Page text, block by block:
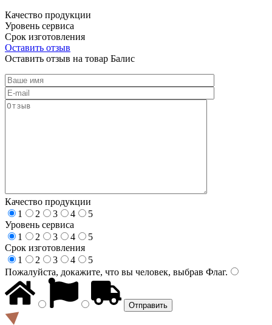
Качество продукции
Уровень сервиса
Срок изготовления
Оставить отзыв
Оставить отзыв на товар Балис
Качество продукции
1
2 3 4
5
Уровень сервиса
1
2 3 4
5
Срок изготовления
1
2 3 4
5
Пожалуйста, докажите, что вы человек, выбрав Флаг.